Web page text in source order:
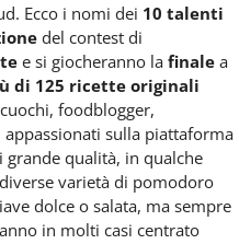
Ecco i nomi dei 10 talenti
del contest di
e si giocheranno la finale a
di 125 ricette originali
foodblogger,
sulla piattaforma
grande qualità, in qualche
varietà di pomodoro
dolce o salata, ma sempre
in molti casi centrato